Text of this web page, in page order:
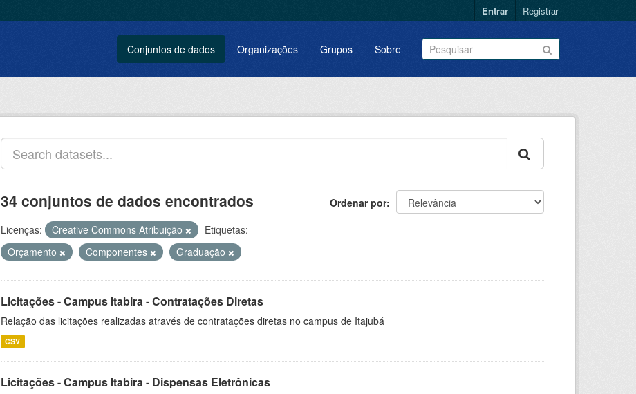
Entrar Registrar
Conjuntos de dados Organizações Grupos Sobre
Ordenar por
34 conjuntos de dados encontrados
Licenças: Creative Commons Atribuição
Etiquetas:
Orçamento
Componentes Graduação
Licitações - Campus Itabira - Contratações Diretas
Relação das licitações realizadas através de contratações diretas no campus de Itajubá
CSV
Licitações - Campus Itabira - Dispensas Eletrônicas